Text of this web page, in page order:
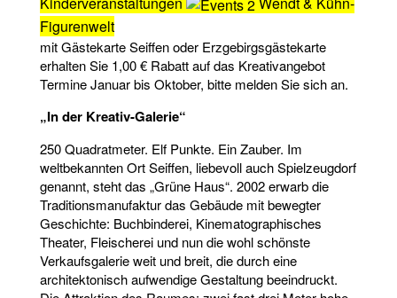
Figurenwelt
mit Gästekarte Seiffen oder Erzgebirgsgästekarte
erhalten Sie 1,00 € Rabatt auf das Kreativangebot
Termine Januar bis Oktober, bitte melden Sie sich an.
„In der Kreativ-Galerie“
250 Quadratmeter. Elf Punkte. Ein Zauber. Im
weltbekannten Ort Seiffen, liebevoll auch Spielzeugdorf
genannt, steht das „Grüne Haus“. 2002 erwarb die
Traditionsmanufaktur das Gebäude mit bewegter
Geschichte: Buchbinderei, Kinematographisches
Theater, Fleischerei und nun die wohl schönste
Verkaufsgalerie weit und breit, die durch eine
architektonisch aufwendige Gestaltung beeindruckt.